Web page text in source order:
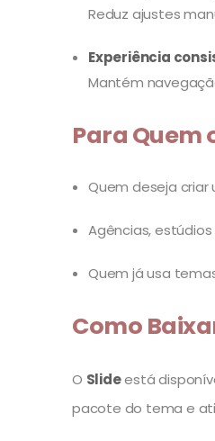
Reduz ajustes
Experiência
Mantém
Para Quem
Quem deseja
Agências,
Quem já usa
Como
O Slideestá
pacote do tema e